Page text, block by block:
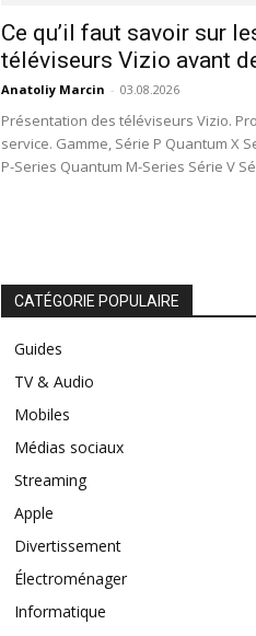
Ce qu’il faut savoir sur
téléviseurs Vizio avant
Anatoliy Marcin - 03.08.2026
Présentation des téléviseurs Vizio.
service. Gamme, Série P Quantum X
P-Series Quantum M-Series Série V
CATÉGORIE POPULAIRE
Guides
TV & Audio
Mobiles
Médias sociaux
Streaming
Apple
Divertissement
Électroménager
Informatique